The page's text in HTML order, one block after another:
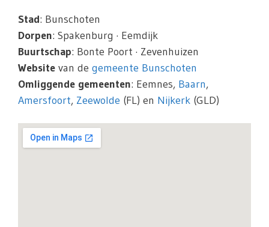
Stad: Bunschoten
Dorpen: Spakenburg · Eemdijk
Buurtschap: Bonte Poort · Zevenhuizen
Website van de gemeente Bunschoten
Omliggende gemeenten: Eemnes, Baarn,
Amersfoort, Zeewolde (FL) en Nijkerk (GLD)